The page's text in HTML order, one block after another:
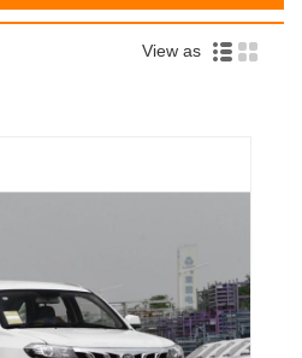
View as